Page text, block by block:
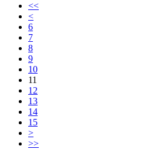
<<
<
6
7
8
9
10
11
12
13
14
15
>
>>